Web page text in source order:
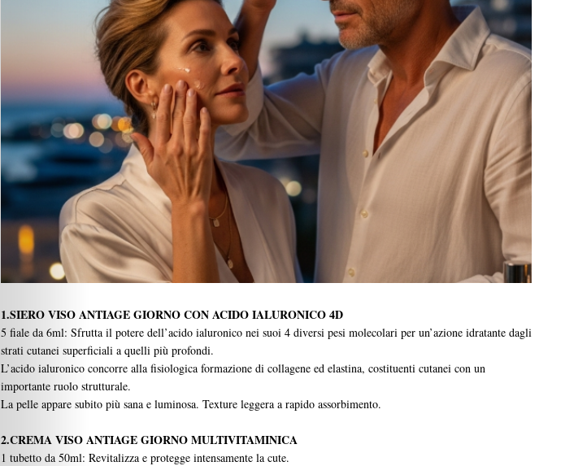
Beauty
Lifestyle
1.SIERO VISO ANTIAGE GIORNO CON ACIDO IALURONICO 4D
5 fiale da 6ml: Sfrutta il potere dell’acido ialuronico nei suoi 4 diversi pesi molecolari per un’azione idratante dagli
strati cutanei superficiali a quelli più profondi.
L’acido ialuronico concorre alla fisiologica formazione di collagene ed elastina, costituenti cutanei con un
importante ruolo strutturale.
La pelle appare subito più sana e luminosa. Texture leggera a rapido assorbimento.
2.CREMA VISO ANTIAGE GIORNO MULTIVITAMINICA
1 tubetto da 50ml: Revitalizza e protegge intensamente la cute.